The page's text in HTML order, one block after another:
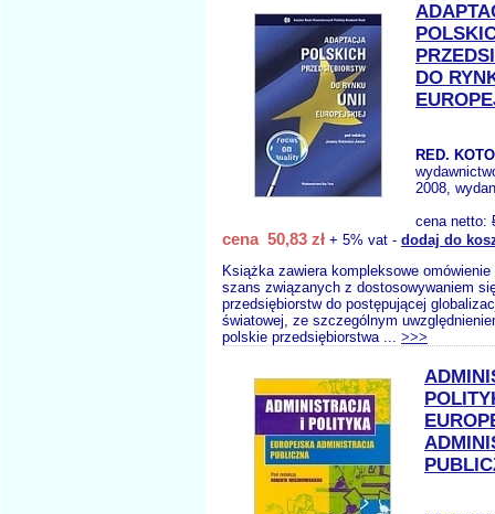
DO
RED.
2008,
cena netto:
cena 50,83 zł + 5% vat - dodaj do
Książka zawiera kompleksowe omówienie
szans związanych z dostosowywaniem
przedsiębiorstw do postępującej
światowej, ze szczególnym
polskie przedsiębiorstwa ... >>>